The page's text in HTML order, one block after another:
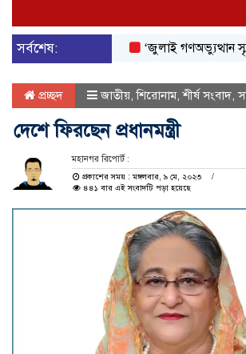
সর্বশেষ:
‘জুলাই গণঅভ্যুত্থান স্মৃতি
প্রচ্ছদ জাতীয়,শিরোনাম,শীর্ষ সংবাদ,
দেশে ফিরছেন প্রধানমন্ত্রী
মহানগর রিপোর্ট :
প্রকাশের সময় : মঙ্গলবার, ৯ মে, ২০২৩
৪৪১ বার এই সংবাদটি পড়া হয়েছে